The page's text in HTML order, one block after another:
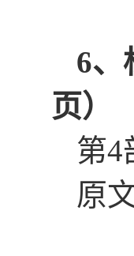
6、
页）
第4
原